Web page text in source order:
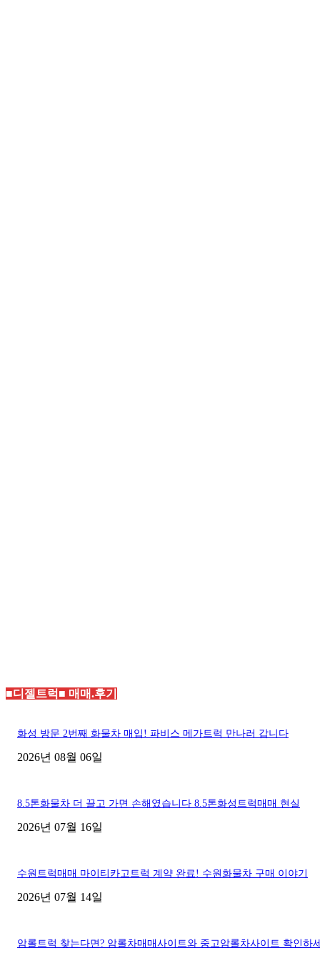
■디젤트럭■ 매매.후기
화성 방문 2번째 화물차 매입! 파비스 메가트럭 만나러 갑니다
2026년 08월 06일
8.5톤화물차 더 끌고 가면 손해였습니다 8.5톤화성트럭매매 현실
2026년 07월 16일
수원트럭매매 마이티카고트럭 계약 완료! 수원화물차 구매 이야기
2026년 07월 14일
암롤트럭 찾는다면? 암롤차매매사이트와 중고암롤차사이트 확인하